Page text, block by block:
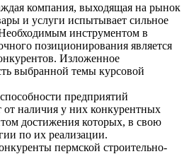
компания, выходящая на рынок
и услуги испытывает сильное
инструментом в
позиционирования является
Изложенное
выбранной темы курсовой
предприятий
от наличия у них конкурентных
достижения которых, в свою
по их реализации.
пермской строительно-